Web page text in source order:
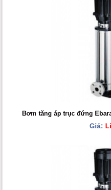
Bơm tăng áp trục đứng
Giá: